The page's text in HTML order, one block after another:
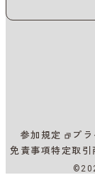
参加規定
プ
免責事項特定取引